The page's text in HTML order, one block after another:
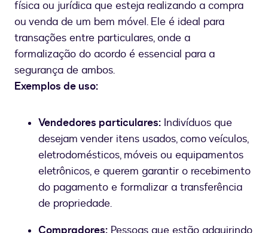
física ou jurídica que esteja realizando a compra
ou venda de um bem móvel. Ele é ideal para
transações entre particulares, onde a
formalização do acordo é essencial para a
segurança de ambos.
Exemplos de uso:
Vendedores particulares: Indivíduos que
desejam vender itens usados, como veículos,
eletrodomésticos, móveis ou equipamentos
eletrônicos, e querem garantir o recebimento
do pagamento e formalizar a transferência
de propriedade.